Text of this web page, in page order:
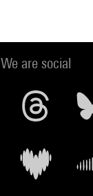
We are social